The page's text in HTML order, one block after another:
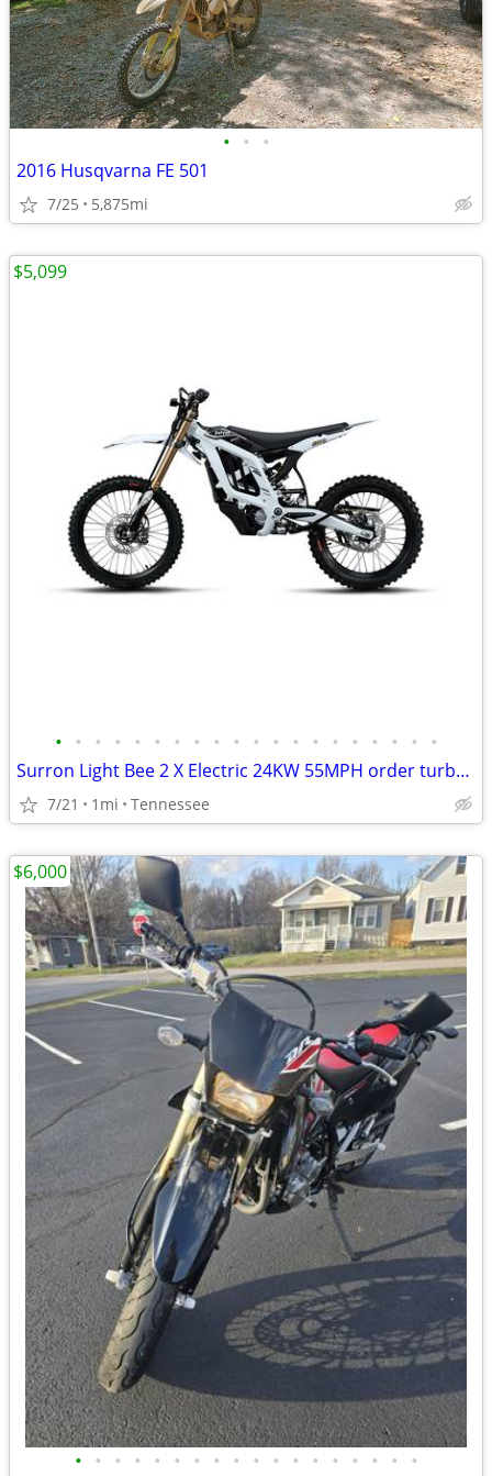
• • •
2016 Husqvarna FE 501
7/25 5,875mi
• • • • • • • • • • • • • • • • • • • •
Surron Light Bee 2 X Electric 24KW 55MPH order turbopowerspowersport
7/21 1mi Tennessee
$5,099
• • • • • • • • • • • • • • • • • •
$6,000